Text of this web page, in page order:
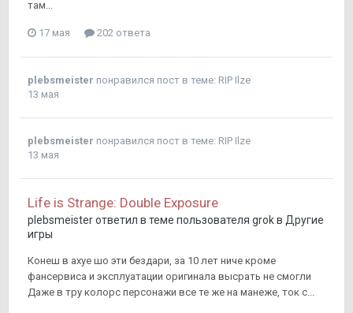
там...
17 мая 202 ответа
plebsmeister понравился пост в теме: RIP Ilze
13 мая
plebsmeister понравился пост в теме: RIP Ilze
13 мая
Life is Strange: Double Exposure
plebsmeisterответил в теме пользователя grokв Другие
игры
Конеш в ахуе шо эти бездари, за 10 лет ниче кроме
фансервиса и эксплуатации оригинала высрать не смогли
Даже в тру колорс персонажи все те же на манеже, ток с...